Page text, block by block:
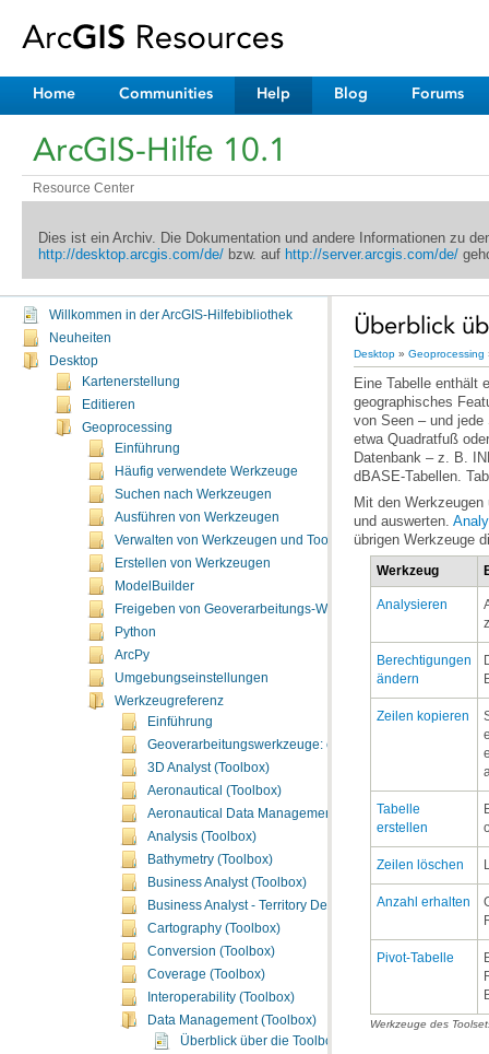
Home Communities Help Blog Forums
ArcGIS-Hilfe 10.1
Resource Center
Dies ist ein Archiv. Die Dokumentation und andere Informationen zu
http://desktop.arcgis.com/de/bzw. auf http://server.arcgis.com/de/
Willkommen in der ArcGIS-Hilfebibliothek
Neuheiten
Desktop
Kartenerstellung
Editieren
Geoprocessing
Einführung
Häufig verwendete Werkzeuge
Suchen nach Werkzeugen
Ausführen von Werkzeugen
Verwalten von Werkzeugen und Toolboxes
Erstellen von Werkzeugen
ModelBuilder
Freigeben von Geoverarbeitungs-Workflows
Python
ArcPy
Umgebungseinstellungen
Werkzeugreferenz
Einführung
Geoverarbeitungswerkzeuge: ergänzende Themen
3D Analyst (Toolbox)
Aeronautical (Toolbox)
Aeronautical Data Management (Toolbox)
Analysis (Toolbox)
Bathymetry (Toolbox)
Business Analyst (Toolbox)
Business Analyst - Territory Design (Toolbox)
Cartography (Toolbox)
Conversion (Toolbox)
Coverage (Toolbox)
Interoperability (Toolbox)
Data Management (Toolbox)
Überblick über die Toolbox "Data Management"
Überblick
Desktop » Geoprocessing
Eine Tabelle
dBASE-Tabellen.
und auswerten.
übrigen Werkzeuge
Werkzeug
Analysieren
ändern
Zeilen kopieren
erstellen
Zeilen löschen
Anzahl erhalten
Pivot-Tabelle
Werkzeuge des